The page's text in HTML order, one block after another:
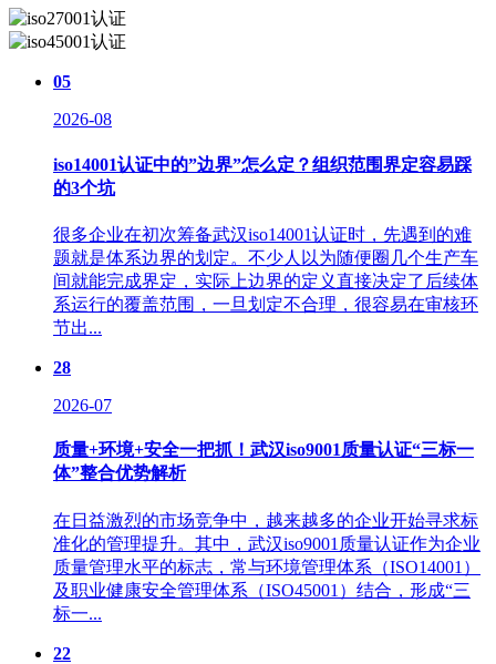
05
2026-08
iso14001认证中的”边界”怎么定？组织范围界定容易踩
的3个坑
很多企业在初次筹备武汉iso14001认证时，先遇到的难
题就是体系边界的划定。不少人以为随便圈几个生产车
间就能完成界定，实际上边界的定义直接决定了后续体
系运行的覆盖范围，一旦划定不合理，很容易在审核环
节出...
28
2026-07
质量+环境+安全一把抓！武汉iso9001质量认证“三标一
体”整合优势解析
在日益激烈的市场竞争中，越来越多的企业开始寻求标
准化的管理提升。其中，武汉iso9001质量认证作为企业
质量管理水平的标志，常与环境管理体系（ISO14001）
及职业健康安全管理体系（ISO45001）结合，形成“三
标一...
22